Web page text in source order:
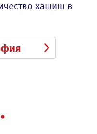
хашиш в